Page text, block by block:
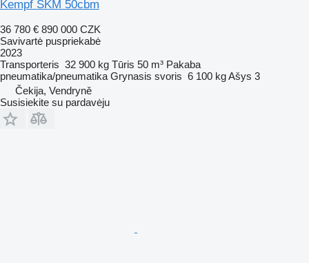
Kempf SKM 50cbm
36 780 € 890 000 CZK
Savivartė puspriekabė
2023
Transporteris 32 900 kg Tūris 50 m³ Pakaba
pneumatika/pneumatika Grynasis svoris 6 100 kgAšys 3
Čekija, Vendryně
Susisiekite su pardavėju